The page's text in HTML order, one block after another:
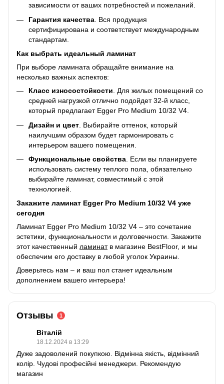
зависимости от ваших потребностей и пожеланий.
Гарантия качества . Вся продукция
сертифицирована и соответствует международным
стандартам.
Как выбрать идеальный ламинат
При выборе ламината обращайте внимание на
несколько важных аспектов:
Класс износостойкости. Для жилых помещений со
средней нагрузкой отлично подойдет 32-й класс,
который предлагает Egger Pro Medium 10/32 V4.
Дизайн и цвет . Выбирайте оттенок, который
наилучшим образом будет гармонировать с
интерьером вашего помещения.
Функциональные свойства . Если вы планируете
использовать систему теплого пола, обязательно
выбирайте ламинат, совместимый с этой
технологией.
Закажите ламинат Egger Pro Medium 10/32 V4 уже
сегодня
Ламинат Egger Pro Medium 10/32 V4 – это сочетание
эстетики, функциональности и долговечности. Закажите
этот качественный ламинатв магазине BestFloor, и мы
обеспечим его доставку в любой уголок Украины.
Доверьтесь нам – и ваш пол станет идеальным
дополнением вашего интерьера!
Отзывы 1
Віталій
18.12.2024 в 13:29
Дуже задоволений покупкою. Відмінна якість, відмінний
колір. Чудові професійні менеджери. Рекомендую
магазин